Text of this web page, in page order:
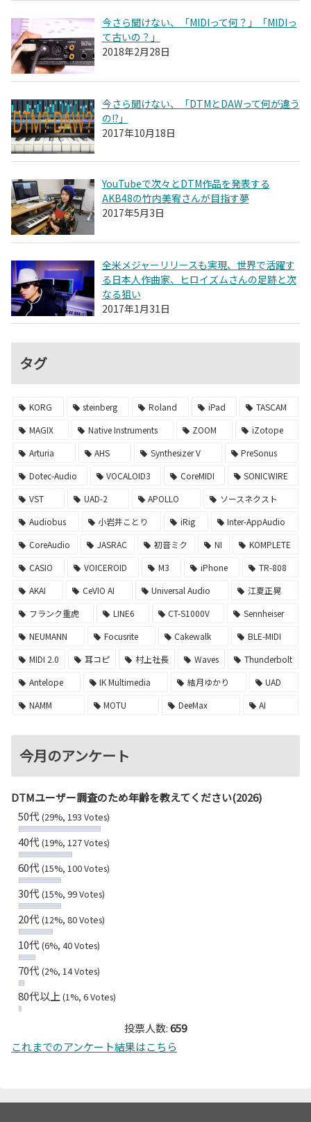
今さら聞けない、「MIDIって何？」「MIDIっ
て古いの？」
2018年2月28日
今さら聞けない、「DTMとDAWって何が違う
の!?」
2017年10月18日
YouTubeで次々とDTM作品を発表する
AKB48の竹内美宥さんが目指す夢
2017年5月3日
全米メジャーリリースも実現、世界で活躍す
る日本人作曲家、ヒロイズムさんの足跡と次
なる狙い
2017年1月31日
タグ
KORG steinberg Roland iPad
TASCAM
MAGIX
Native Instruments ZOOM
iZotope
Arturia
AHS Synthesizer V
PreSonus
Dotec-Audio
VOCALOID3 CoreMIDI
SONICWIRE
VST
UAD-2 APOLLO
ソースネクスト
Audiobus
小岩井ことり iRig
Inter-AppAudio
CoreAudio
JASRAC 初音ミク NI
KOMPLETE
CASIO
VOICEROID M3 iPhone
TR-808
AKAI
CeVIO AI Universal Audio
江夏正晃
フランク重虎
LINE6 CT-S1000V
Sennheiser
NEUMANN
Focusrite Cakewalk
BLE-MIDI
MIDI 2.0
耳コピ 村上社長 Waves
Thunderbolt
Antelope
IK Multimedia 結月ゆかり
UAD
NAMM
MOTU DeeMax AI
今月のアンケート
DTMユーザー調査のため年齢を教えてください(2026)
50代(29%, 193 Votes)
40代(19%, 127 Votes)
60代(15%, 100 Votes)
30代(15%, 99 Votes)
20代(12%, 80 Votes)
10代(6%, 40 Votes)
70代(2%, 14 Votes)
80代以上(1%, 6 Votes)
投票人数:659
これまでのアンケート結果はこちら